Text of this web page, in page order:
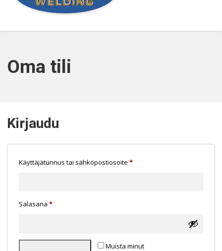
Oma tili
Kirjaudu
Käyttäjätunnus tai sähköpostiosoite*Vaaditaan
Salasana*Vaaditaan
Muista minut